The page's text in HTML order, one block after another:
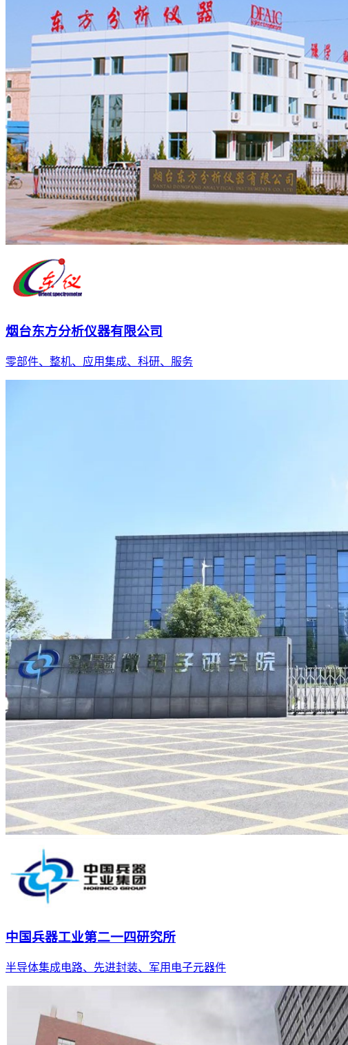
烟台东方分析仪器有限公司
零部件、整机、应用集成、科研、服务
中国兵器工业第二一四研究所
半导体集成电路、先进封装、军用电子元器件